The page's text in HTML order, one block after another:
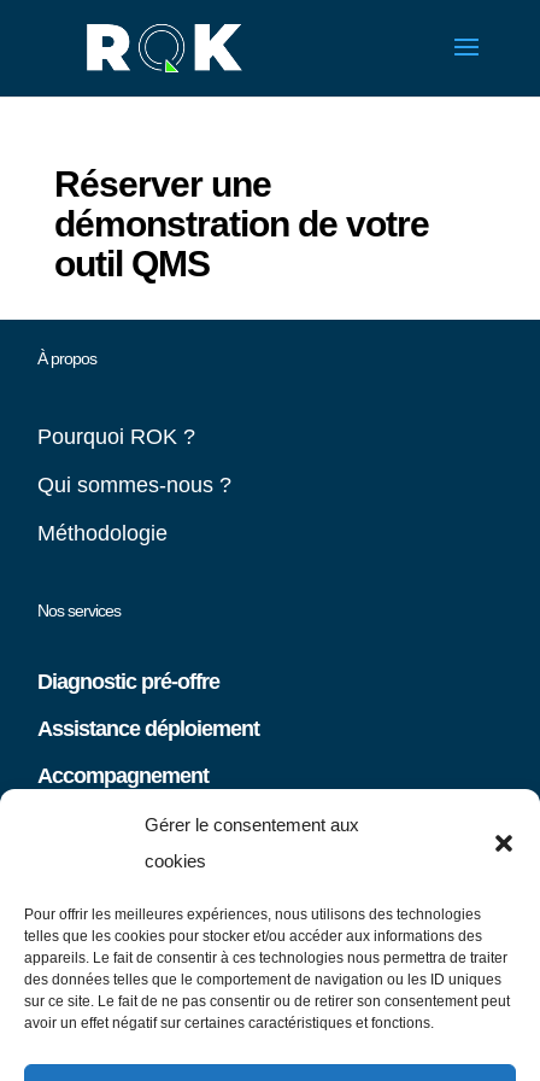
Gérer le consentement aux
cookies
Pour offrir les meilleures expériences, nous utilisons des technologies
telles que les cookies pour stocker et/ou accéder aux informations des
appareils. Le fait de consentir à ces technologies nous permettra de traiter
des données telles que le comportement de navigation ou les ID uniques
sur ce site. Le fait de ne pas consentir ou de retirer son consentement peut
avoir un effet négatif sur certaines caractéristiques et fonctions.
Réserver une
démonstration de votre
outil QMS
À propos
Pourquoi ROK ?
Qui sommes-nous ?
Méthodologie
Nos services
Diagnostic pré-offre
Assistance déploiement
Accompagnement
Actus & News
Support